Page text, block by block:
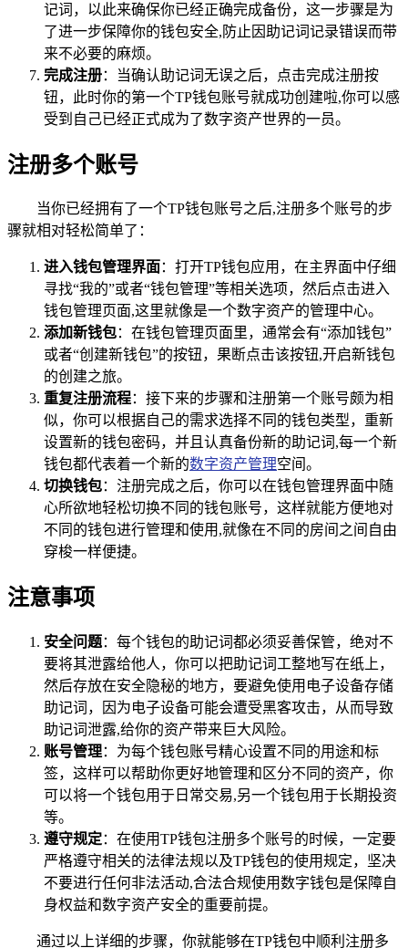
记词，以此来确保你已经正确完成备份，这一步骤是为
了进一步保障你的钱包安全,防止因助记词记录错误而带
来不必要的麻烦。
完成注册：当确认助记词无误之后，点击完成注册按
钮，此时你的第一个TP钱包账号就成功创建啦,你可以感
受到自己已经正式成为了数字资产世界的一员。
注册多个账号
当你已经拥有了一个TP钱包账号之后,注册多个账号的步
骤就相对轻松简单了：
进入钱包管理界面：打开TP钱包应用，在主界面中仔细
寻找“我的”或者“钱包管理”等相关选项，然后点击进入
钱包管理页面,这里就像是一个数字资产的管理中心。
添加新钱包：在钱包管理页面里，通常会有“添加钱包”
或者“创建新钱包”的按钮，果断点击该按钮,开启新钱包
的创建之旅。
重复注册流程：接下来的步骤和注册第一个账号颇为相
似，你可以根据自己的需求选择不同的钱包类型，重新
设置新的钱包密码，并且认真备份新的助记词,每一个新
钱包都代表着一个新的数字资产管理空间。
切换钱包：注册完成之后，你可以在钱包管理界面中随
心所欲地轻松切换不同的钱包账号，这样就能方便地对
不同的钱包进行管理和使用,就像在不同的房间之间自由
穿梭一样便捷。
注意事项
安全问题：每个钱包的助记词都必须妥善保管，绝对不
要将其泄露给他人，你可以把助记词工整地写在纸上，
然后存放在安全隐秘的地方，要避免使用电子设备存储
助记词，因为电子设备可能会遭受黑客攻击，从而导致
助记词泄露,给你的资产带来巨大风险。
账号管理：为每个钱包账号精心设置不同的用途和标
签，这样可以帮助你更好地管理和区分不同的资产，你
可以将一个钱包用于日常交易,另一个钱包用于长期投资
等。
遵守规定：在使用TP钱包注册多个账号的时候，一定要
严格遵守相关的法律法规以及TP钱包的使用规定，坚决
不要进行任何非法活动,合法合规使用数字钱包是保障自
身权益和数字资产安全的重要前提。
通过以上详细的步骤，你就能够在TP钱包中顺利注册多